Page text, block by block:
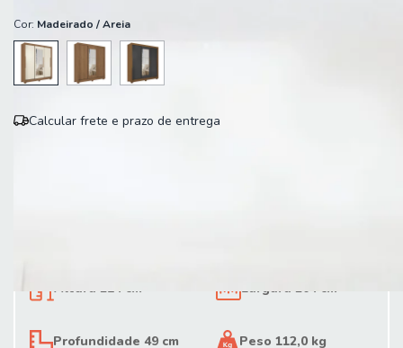
Cor: Madeirado / Areia
Calcular frete e prazo de entrega
Altura 214 cm Largura 204 cm
Profundidade 49 cm Peso 112,0 kg